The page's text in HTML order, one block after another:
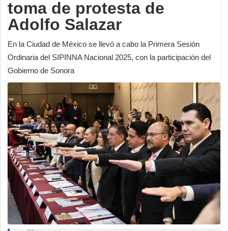
toma de protesta de
Adolfo Salazar
En la Ciudad de México se llevó a cabo la Primera Sesión
Ordinaria del SIPINNA Nacional 2025, con la participación del
Gobierno de Sonora